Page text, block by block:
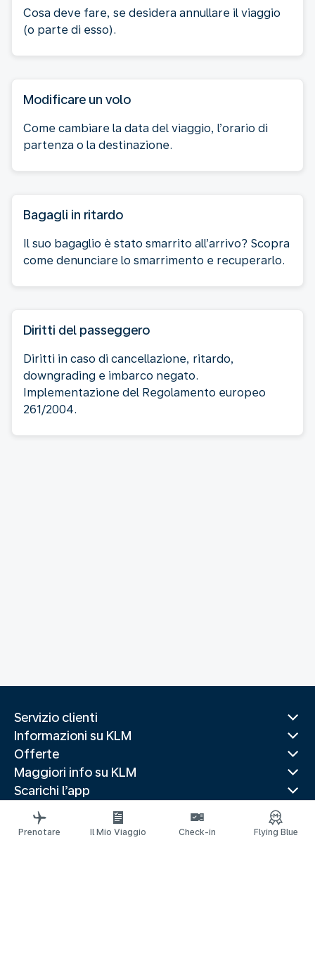
Cosa deve fare, se desidera annullare il viaggio
(o parte di esso).
Modificare un volo
Come cambiare la data del viaggio, l’orario di
partenza o la destinazione.
Bagagli in ritardo
Il suo bagaglio è stato smarrito all’arrivo? Scopra
come denunciare lo smarrimento e recuperarlo.
Diritti del passeggero
Diritti in caso di cancellazione, ritardo,
downgrading e imbarco negato.
Implementazione del Regolamento europeo
261/2004.
Servizio clienti
Informazioni su KLM
Offerte
Maggiori info su KLM
Scarichi l’app
Siti web correlati
Guide di viaggio
Prenotare Il Mio Viaggio Check-in Flying Blue